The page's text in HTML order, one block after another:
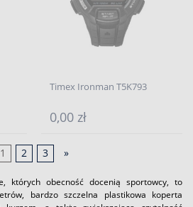
Timex Ironman T5K793
0,00 zł
1 2 3 »
których obecność docenią sportowcy, to
bardzo szczelna plastikowa koperta